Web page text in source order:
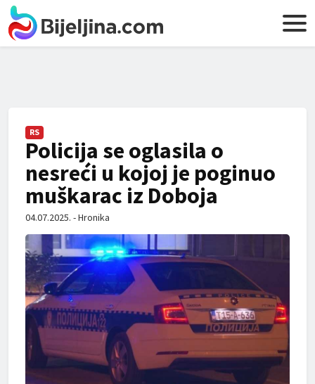
RS
Policija se oglasila o
nesreći u kojoj je poginuo
muškarac iz Doboja
04.07.2025. - Hronika